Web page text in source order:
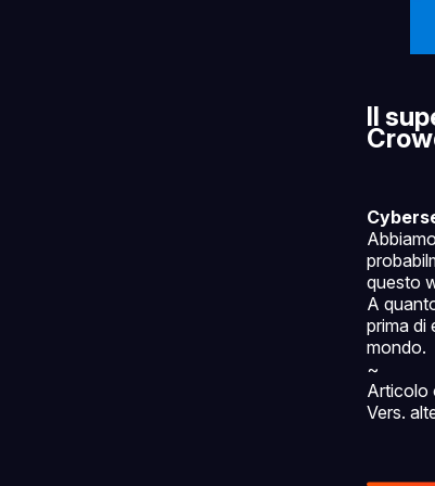
Il
questo
A
prima di
mondo.
~
Articolo
Vers.